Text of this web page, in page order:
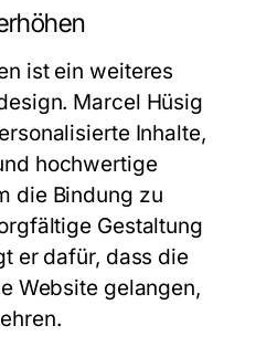
ist ein weiteres
Marcel Hüsig
Inhalte,
hochwertige
die Bindung zu
Gestaltung
er dafür, dass die
Website gelangen,